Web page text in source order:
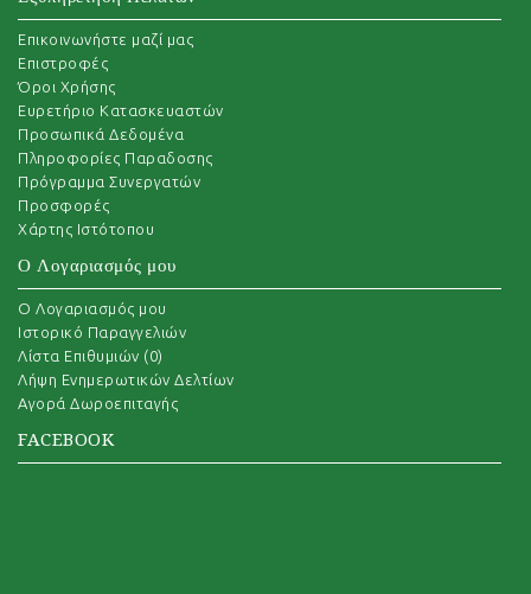
Επικοινωνήστε μαζί μας
Επιστροφές
Όροι Χρήσης
Ευρετήριο Κατασκευαστών
Προσωπικά Δεδομένα
Πληροφορίες Παραδοσης
Πρόγραμμα Συνεργατών
Προσφορές
Χάρτης Ιστότοπου
Ο Λογαριασμός μου
O Λογαριασμός μου
Ιστορικό Παραγγελιών
Λίστα Επιθυμιών (0)
Λήψη Ενημερωτικών Δελτίων
Αγορά Δωροεπιταγής
FACEBOOK